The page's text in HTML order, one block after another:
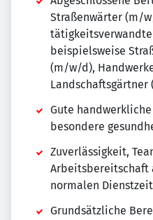
Straßenwärter (m/
beispielsweise
(m/w/d),
Gute
besondere
Zuverlässigkeit,
Arbeitsbereitschaft
normalen
Grundsätzliche